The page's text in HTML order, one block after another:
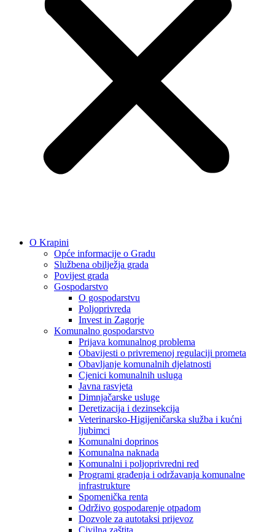
O Krapini
Opće informacije o Gradu
Službena obilježja grada
Povijest grada
Gospodarstvo
O gospodarstvu
Poljoprivreda
Invest in Zagorje
Komunalno gospodarstvo
Prijava komunalnog problema
Obavijesti o privremenoj regulaciji prometa
Obavljanje komunalnih djelatnosti
Cjenici komunalnih usluga
Javna rasvjeta
Dimnjačarske usluge
Deretizacija i dezinsekcija
Veterinarsko-Higijeničarska služba i kućni
ljubimci
Komunalni doprinos
Komunalna naknada
Komunalni i poljoprivredni red
Programi građenja i održavanja komunalne
infrastrukture
Spomenička renta
Održivo gospodarenje otpadom
Dozvole za autotaksi prijevoz
Civilna zaštita